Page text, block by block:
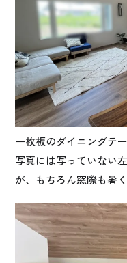
一枚板のダイニングテ
写真には写っていない
が、もちろん窓際も暑